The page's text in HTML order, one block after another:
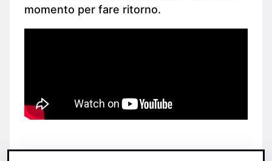
momento per fare ritorno.